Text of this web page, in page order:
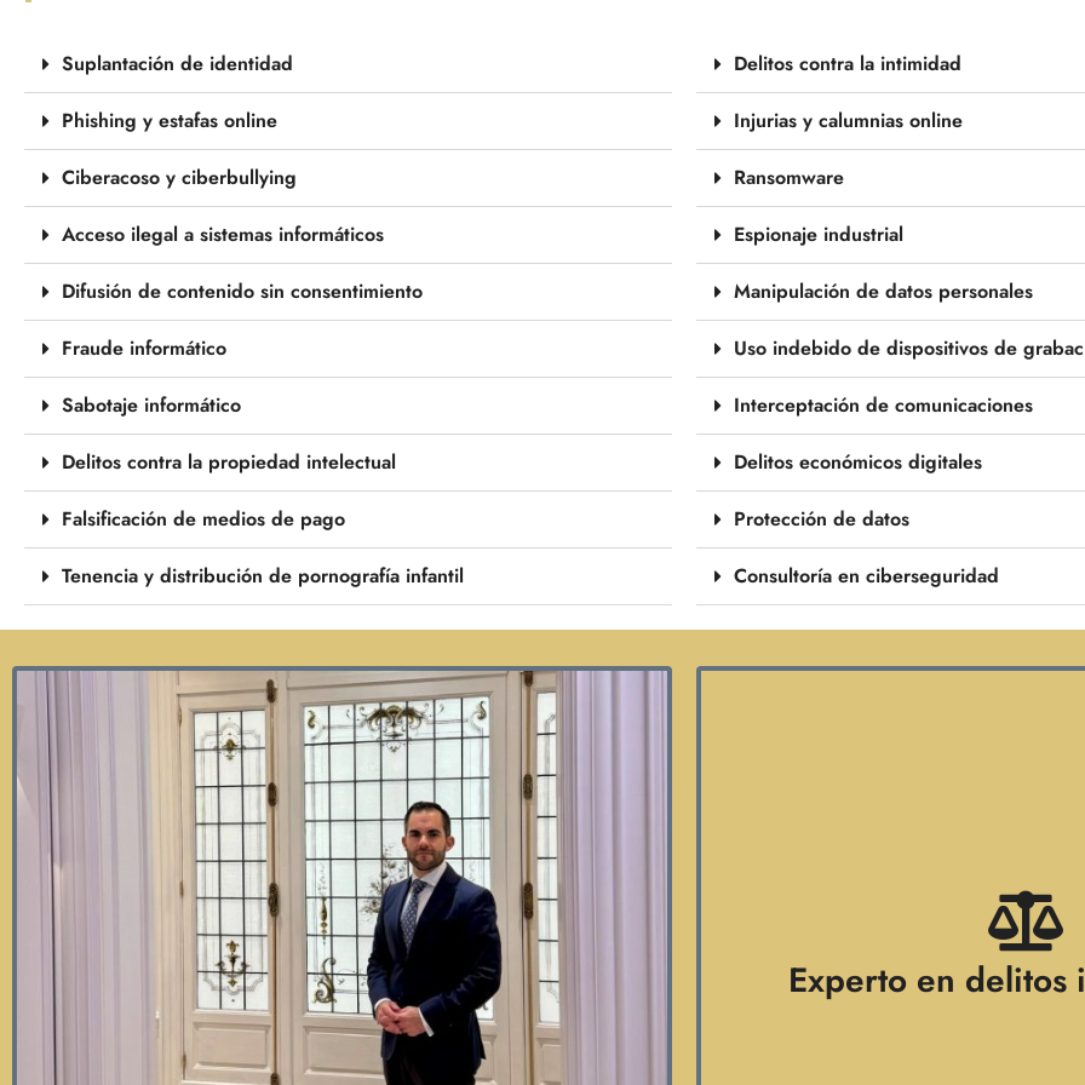
Suplantación de identidad
Phishing y estafas online
Ciberacoso y ciberbullying
Acceso ilegal a sistemas informáticos
Difusión de contenido sin consentimiento
Fraude informático
Sabotaje informático
Delitos contra la propiedad intelectual
Falsificación de medios de pago
Tenencia y distribución de pornografía infantil
Delitos contra la intimidad
Injurias y calumnias online
Ransomware
Espionaje industrial
Manipulación de datos personales
Uso indebido de dispositivos de
Interceptación de comunicaciones
Delitos económicos digitales
Protección de datos
Consultoría en ciberseguridad
Experto en delitos